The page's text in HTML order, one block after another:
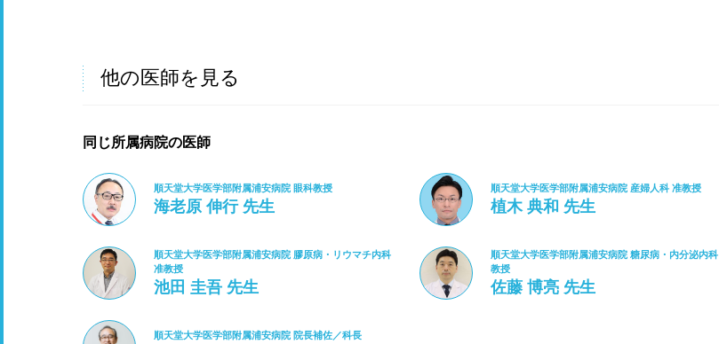
他の医師を見る
同じ所属病院の医師
順天堂大学医学部附属浦安病院 眼科教授
海老原 伸行 先生
順天堂大学医学部附属浦安病院 産婦人科 准教授
植木 典和 先生
順天堂大学医学部附属浦安病院 膠原病・リウマチ内科
准教授
池田 圭吾 先生
順天堂大学医学部附属浦安病院 糖尿病・内分泌内科
教授
佐藤 博亮 先生
順天堂大学医学部附属浦安病院 院長補佐／科長